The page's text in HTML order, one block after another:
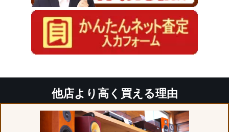
他店より高く買える理由